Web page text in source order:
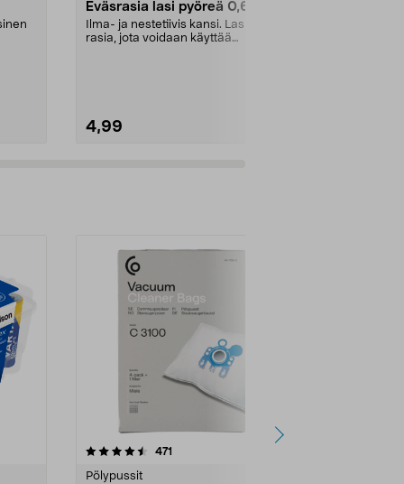
Eväsrasia lasi pyöreä 0,6 l
Ilma- ja nestetiivis kansi. Lasinen
rasia, jota voidaan käyttää
4,99
471
Pölypussit
4.5viidestä